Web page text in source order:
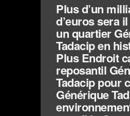
Plus d’un
d’euros sera
un quartier
Tadacip en
Plus Endroit
reposantil
Tadacip pour
Générique